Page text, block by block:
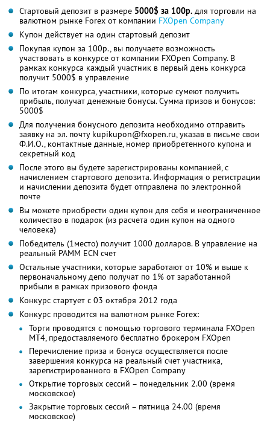
Стартовый депозит в размере 5000$ за 100р. для торговли на
валютном рынке Forex от компании FXOpen Company
Купон действует на один стартовый депозит
Покупая купон за 100р., вы получаете возможность
участвовать в конкурсе от компании FXOpen Company. В
рамках конкурса каждый участник в первый день конкурса
получит 5000$ в управление
По итогам конкурса, участники, которые сумеют получить
прибыль, получат денежные бонусы. Сумма призов и бонусов:
5000$
Для получения бонусного депозита необходимо отправить
заявку на эл. почту kupikupon@fxopen.ru, указав в письме свои
Ф.И.О., контактные данные, номер приобретенного купона и
секретный код
После этого вы будете зарегистрированы компанией, с
начислением стартового депозита. Информация о регистрации
и начислении депозита будет отправлена по электронной
почте
Вы можете приобрести один купон для себя и неограниченное
количество в подарок (из расчета один купон на одного
человека)
Победитель (1место) получит 1000 долларов. В управление на
реальный PAMM ECN счет
Остальные участники, которые заработают от 10% и выше к
первоначальному депо получат по 1% от заработанной
прибыли в рамках призового фонда
Конкурс стартует с 03 октября 2012 года
Конкурс проводится на валютном рынке Forex:
Торги проводятся с помощью торгового терминала FXOpen
MT4, предоставляемого бесплатно брокером FXOpen
Перечисление приза и бонуса осуществляется после
завершения конкурса на реальный счет участника,
зарегистрированного в FXOpen Company
Открытие торговых сессий – понедельник 2.00 (время
московское)
Закрытие торговых сессий – пятница 24.00 (время
московское)